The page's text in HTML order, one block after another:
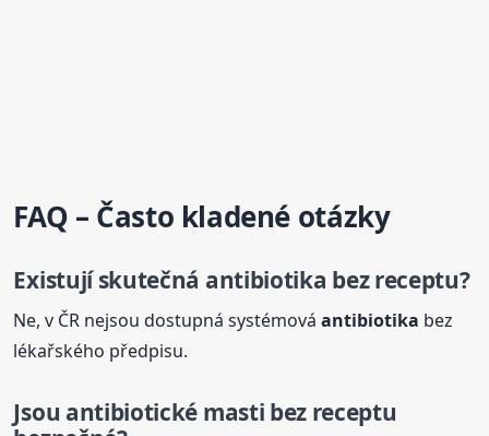
FAQ – Často kladené otázky
Existují skutečná antibiotika bez receptu?
Ne, v ČR nejsou dostupná systémováantibiotika bez
lékařského předpisu.
Jsou antibiotické masti bez receptu